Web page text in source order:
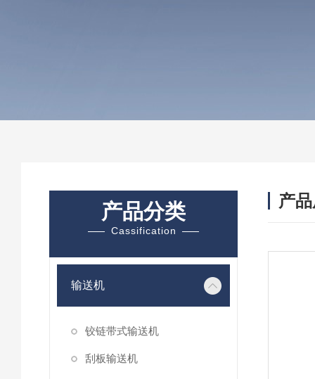
产品分类
Cassification
输送机
铰链带式输送机
刮板输送机
产